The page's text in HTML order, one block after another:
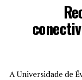
A Universidade de